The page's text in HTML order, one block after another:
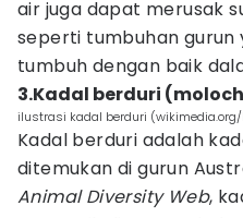
air juga dapat merusak
seperti tumbuhan gurun
tumbuh dengan baik
3.Kadal berduri
ilustrasi kadal berduri (wikimedia.org/
Kadal berduri adalah
ditemukan di gurun
Animal Diversity Web,